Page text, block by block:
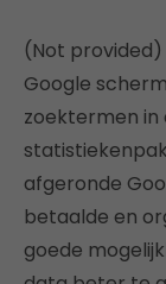
(Not provided)
Google
zoektermen
afgeronde
betaalde en
goede